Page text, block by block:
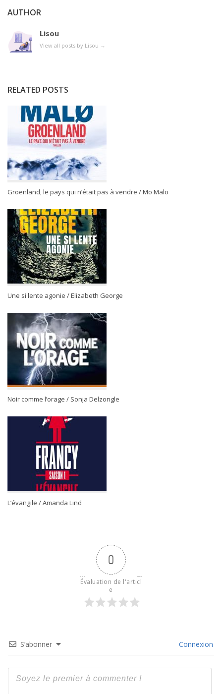
AUTHOR
Lisou
View all posts by Lisou →
RELATED POSTS
Groenland, le pays qui n’était pas à vendre / Mo Malo
Une si lente agonie / Elizabeth George
Noir comme l’orage / Sonja Delzongle
L’évangile / Amanda Lind
0
Évaluation de l'articl
e
S’abonner Connexion